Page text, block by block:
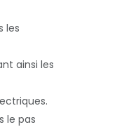
les
ainsi les
le pas